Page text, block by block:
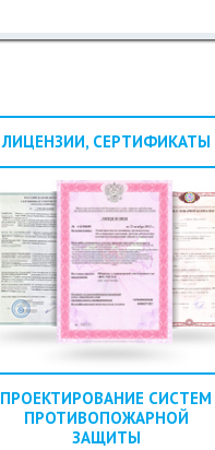
ЛИЦЕНЗИИ, СЕРТИФИКАТЫ
ПРОЕКТИРОВАНИЕ СИСТЕМ
ПРОТИВОПОЖАРНОЙ
ЗАЩИТЫ